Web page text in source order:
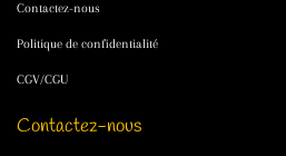
Contactez-nous
Politique de confidentialité
CGV/CGU
Contactez-nous